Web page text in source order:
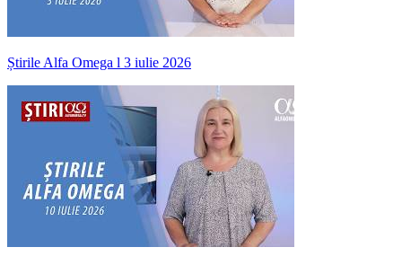
Știrile Alfa Omega l 3 iulie 2026